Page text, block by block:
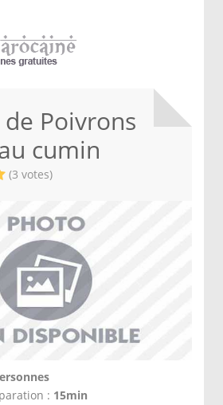
de Poivrons
cumin
(3 votes)
: 15min